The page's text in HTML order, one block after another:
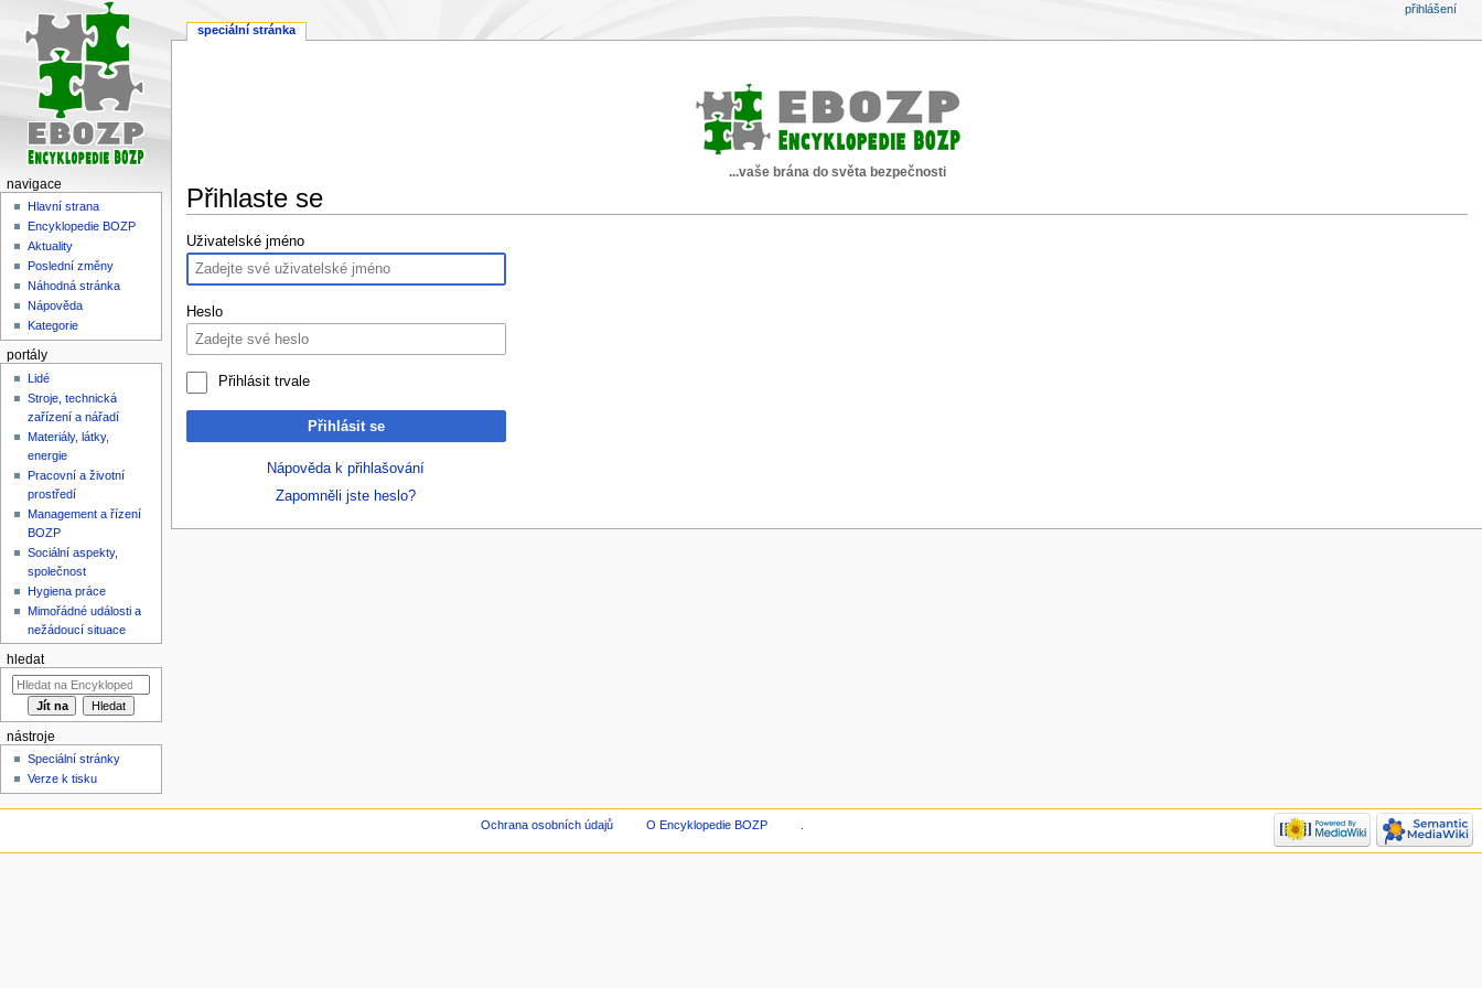
...vaše brána do světa bezpečnosti
Přihlaste se
Skočit
na
navigaci
Skočit
na
vyhledávání
Uživatelské jméno
Heslo
Přihlásit trvale
Přihlásit se
Nápověda k přihlašování
Zapomněli jste heslo?
speciální stránka
přihlášení
navigace
Hlavní strana
Encyklopedie BOZP
Aktuality
Poslední změny
Náhodná stránka
Nápověda
Kategorie
portály
Lidé
Stroje, technická
zařízení a nářadí
Materiály, látky,
energie
Pracovní a životní
prostředí
Management a řízení
BOZP
Sociální aspekty,
společnost
Hygiena práce
Mimořádné události a
nežádoucí situace
hledat
nástroje
Speciální stránky
Verze k tisku
Ochrana osobních údajů O Encyklopedie BOZP